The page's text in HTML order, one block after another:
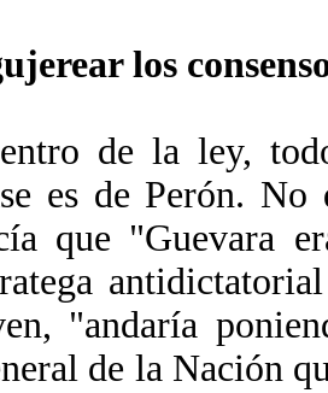
los
de la ley,
es de Perón.
que "Guevara
"andaría
de la Nación